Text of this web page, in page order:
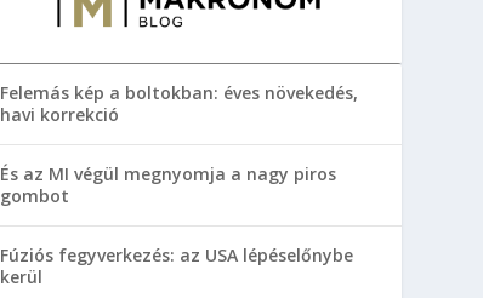
Felemás kép a boltokban: éves növekedés,
havi korrekció
És az MI végül megnyomja a nagy piros
gombot
Fúziós fegyverkezés: az USA lépéselőnybe
kerül